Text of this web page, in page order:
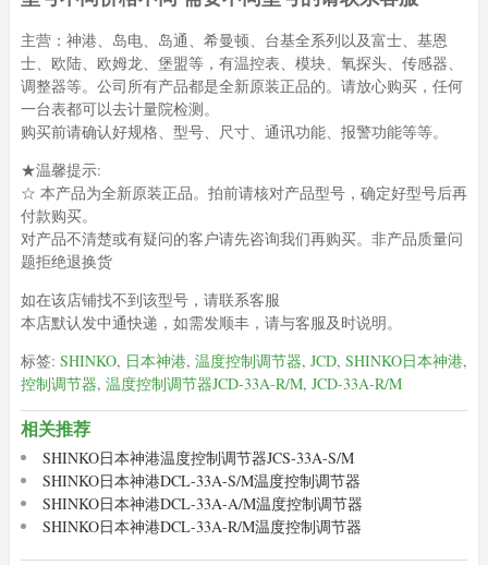
主营：神港、岛电、岛通、希曼顿、台基全系列以及富士、基恩
士、欧陆、欧姆龙、堡盟等，有温控表、模块、氧探头、传感器、
调整器等。公司所有产品都是全新原装正品的。请放心购买，任何
一台表都可以去计量院检测。
购买前请确认好规格、型号、尺寸、通讯功能、报警功能等等。
★温馨提示:
☆ 本产品为全新原装正品。拍前请核对产品型号，确定好型号后再
付款购买。
对产品不清楚或有疑问的客户请先咨询我们再购买。非产品质量问
题拒绝退换货
如在该店铺找不到该型号，请联系客服
本店默认发中通快递，如需发顺丰，请与客服及时说明。
标签: SHINKO, 日本神港, 温度控制调节器, JCD, SHINKO日本神港,
控制调节器, 温度控制调节器JCD-33A-R/M, JCD-33A-R/M
相关推荐
SHINKO日本神港温度控制调节器JCS-33A-S/M
SHINKO日本神港DCL-33A-S/M温度控制调节器
SHINKO日本神港DCL-33A-A/M温度控制调节器
SHINKO日本神港DCL-33A-R/M温度控制调节器